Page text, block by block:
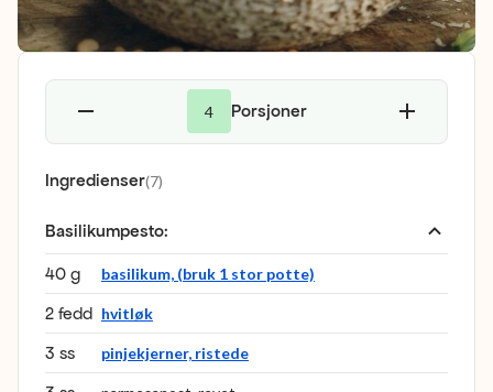
4 Porsjoner
Ingredienser(7)
Basilikumpesto:
40 g basilikum, (bruk 1 stor potte)
2 fedd hvitløk
3 ss pinjekjerner, ristede